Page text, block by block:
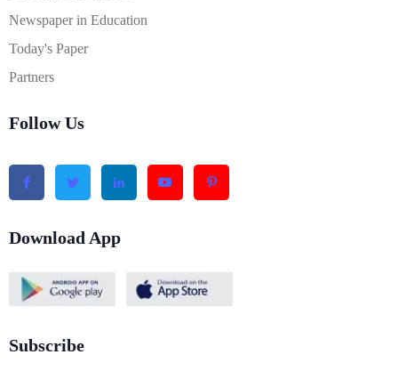
Newspaper in Education
Today's Paper
Partners
Follow Us
Download App
Subscribe